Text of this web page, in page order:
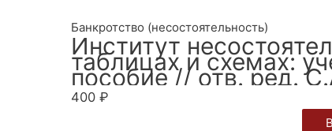
Банкротство (несостоятельность)
Институт
таблицах и схемах:
пособие // отв. ред.
400 ₽